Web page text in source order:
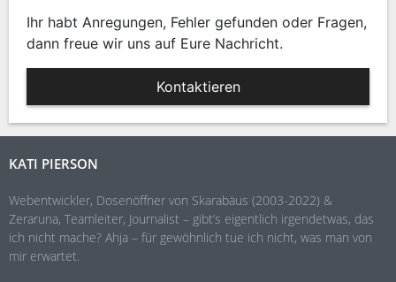
Ihr habt Anregungen, Fehler gefunden oder Fragen,
dann freue wir uns auf Eure Nachricht.
Kontaktieren
KATI PIERSON
Webentwickler, Dosenöffner von Skarabäus (2003-2022) &
Zeraruna, Teamleiter, Journalist – gibt’s eigentlich irgendetwas, das
ich nicht mache? Ahja – für gewöhnlich tue ich nicht, was man von
mir erwartet.